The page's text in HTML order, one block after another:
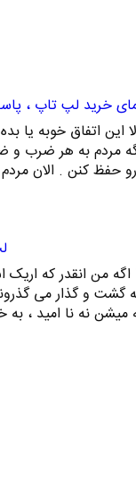
خرید لپ تاپ ،
اتفاق خوبه یا
بشه ، دیگه مردم به هر
حفظ کنن . الان
من انقدر که
گشت و گذار می
نه نا امید ، به